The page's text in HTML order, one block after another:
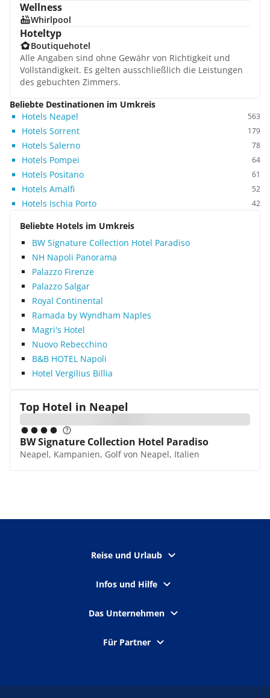
Wellness
Whirlpool
Hoteltyp
Boutiquehotel
Alle Angaben sind ohne Gewähr von Richtigkeit und
Vollständigkeit. Es gelten ausschließlich die Leistungen
des gebuchten Zimmers.
Beliebte Destinationen im Umkreis
Hotels Neapel
563
Hotels Sorrent 179
Hotels Salerno 78
Hotels Pompei 64
Hotels Positano 61
Hotels Amalfi 52
Hotels Ischia Porto 42
Beliebte Hotels im Umkreis
BW Signature Collection Hotel Paradiso
NH Napoli Panorama
Palazzo Firenze
Palazzo Salgar
Royal Continental
Ramada by Wyndham Naples
Magri's Hotel
Nuovo Rebecchino
B&B HOTEL Napoli
Hotel Vergilius Billia
Top Hotel in Neapel
BW Signature Collection Hotel Paradiso
Neapel, Kampanien, Golf von Neapel, Italien
Reise und Urlaub
Infos und Hilfe
Das Unternehmen
Für Partner